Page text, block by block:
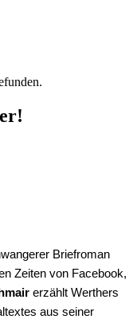
Briefroman
Zeiten von Facebook,
erzählt Werthers
aus seiner